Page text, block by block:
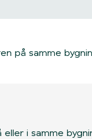
på samme
i samme